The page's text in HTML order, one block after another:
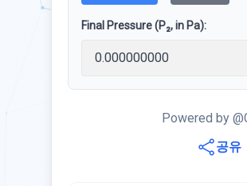
Final Pressure (P₂, in Pa):
Powered by
공유